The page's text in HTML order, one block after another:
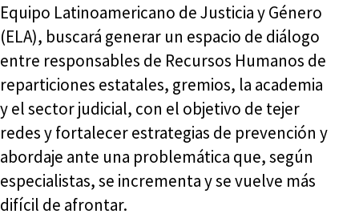
Equipo Latinoamericano de Justicia y Género
(ELA), buscará generar un espacio de diálogo
entre responsables de Recursos Humanos de
reparticiones estatales, gremios, la academia
y el sector judicial, con el objetivo de tejer
redes y fortalecer estrategias de prevención y
abordaje ante una problemática que, según
especialistas, se incrementa y se vuelve más
difícil de afrontar.